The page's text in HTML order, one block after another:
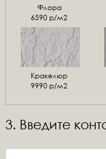
Флора
6590 р/м2
Кракелюр
9990 р/м2
3. Введите